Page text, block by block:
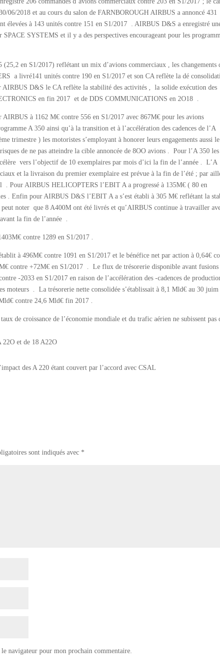
06/2018 et au cours du salon de FARNBOROUGH AIRBUS a annoncé 431
élevées à 143 unités contre 151 en S1/2017 . AIRBUS D&S a enregistré
SYSTEMS et il y a des perspectives encourageant pour les
en S1/2017) reflétant un mix d’avions commerciaux , les changements
a livré141 unités contre 190 en S1/2017 et son CA reflète la dé
D&S le CA reflète la stabilité des activités , la solide exécution des
en fin 2017 et de DDS COMMUNICATIONS en 2O18 .
à 1162 M€ contre 556 en S1/2017 avec 867M€ pour les avions
A 350 ainsi qu’à la transition et à l’accélération des cadences de l’A
trimestre ) les motoristes s’employant à honorer leurs engagements aussi le
de ne pas atteindre la cible annoncée de 8OO avions . Pour l’A 350 les
vers l’objectif de 10 exemplaires par mois d’ici la fin de l’année . L’A
et la livraison du premier exemplaire est prévue à la fin de l’été ; par
Pour AIRBUS HELICOPTERS l’EBIT A a progressé à 135M€ ( 80 en
. Enfin pour AIRBUS D&S l’EBIT A a s’est établi à 305 M€ reflétant la
noter que 8 A400M ont été livrés et qu’AIRBUS continue à travailler
la fin de l’année .
contre 1289 en S1/2017 .
à ­496M€ contre 1091 en S1/2017 et le bénéfice net par action à 0,64€
contre +72M€ en S1/2017 . Le flux de trésorerie disponible avant fusions
-2033 en S1/2017 en raison de l’accélération des -cadences de
moteurs . La trésorerie nette consolidée s’établissait à 8,1 Mld€ au 30 juim
contre 24,6 Mld€ fin 2017 .
de croissance de l’économie mondiale et du trafic aérien ne subissent pas
22O et de 18 A22O
des A 220 étant couvert par l’accord avec CSAL
sont indiqués avec *
navigateur pour mon prochain commentaire.